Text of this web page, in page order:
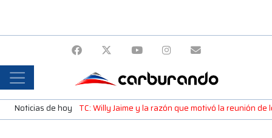
Noticias de hoy TC: Willy Jaime y la razón que motivó la reunión